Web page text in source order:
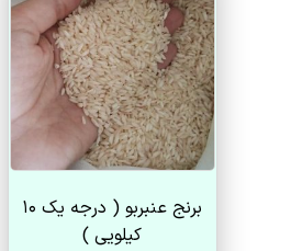
برنج عنبربو ( درجه یک ۱۰
کیلویی )